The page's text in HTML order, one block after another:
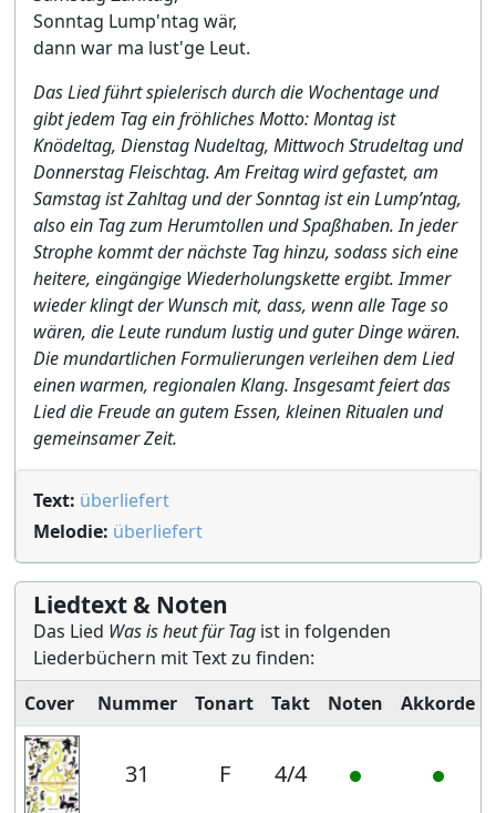
Sonntag Lump'ntag wär,
dann war ma lust'ge Leut.
Das Lied führt spielerisch durch die Wochentage und
gibt jedem Tag ein fröhliches Motto: Montag ist
Knödeltag, Dienstag Nudeltag, Mittwoch Strudeltag und
Donnerstag Fleischtag. Am Freitag wird gefastet, am
Samstag ist Zahltag und der Sonntag ist ein Lump’ntag,
also ein Tag zum Herumtollen und Spaßhaben. In jeder
Strophe kommt der nächste Tag hinzu, sodass sich eine
heitere, eingängige Wiederholungskette ergibt. Immer
wieder klingt der Wunsch mit, dass, wenn alle Tage so
wären, die Leute rundum lustig und guter Dinge wären.
Die mundartlichen Formulierungen verleihen dem Lied
einen warmen, regionalen Klang. Insgesamt feiert das
Lied die Freude an gutem Essen, kleinen Ritualen und
gemeinsamer Zeit.
Text: überliefert
Melodie: überliefert
Liedtext & Noten
Das Lied Was is heut für Tag ist in folgenden
Liederbüchern mit Text zu finden:
Cover
Nummer Tonart Takt Noten Akkorde
31 F 4/4